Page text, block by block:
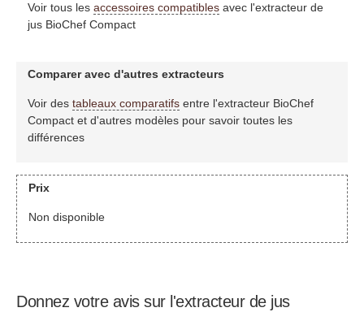
Voir tous les accessoires compatiblesavec l'extracteur de
jus BioChef Compact
Comparer avec d'autres extracteurs
Voir des tableaux comparatifsentre l'extracteur BioChef
Compact et d'autres modèles pour savoir toutes les
différences
Prix
Non disponible
Donnez votre avis sur l'extracteur de jus